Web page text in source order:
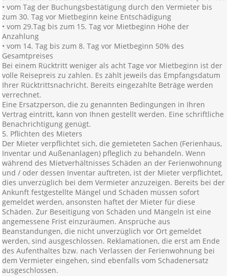
• vom Tag der Buchungsbestätigung durch den Vermieter bis
zum 30. Tag vor Mietbeginn keine Entschädigung
• vom 29.Tag bis zum 15. Tag vor Mietbeginn Höhe der
Anzahlung
• vom 14. Tag bis zum 8. Tag vor Mietbeginn 50% des
Gesamtpreises
Bei einem Rücktritt weniger als acht Tage vor Mietbeginn ist der
volle Reisepreis zu zahlen. Es zählt jeweils das Empfangsdatum
Ihrer Rücktrittsnachricht. Bereits eingezahlte Beträge werden
verrechnet.
Eine Ersatzperson, die zu genannten Bedingungen in Ihren
Vertrag eintritt, kann von Ihnen gestellt werden. Eine schriftliche
Benachrichtigung genügt.
5. Pflichten des Mieters
Der Mieter verpflichtet sich, die gemieteten Sachen (Ferienhaus,
Inventar und Außenanlagen) pfleglich zu behandeln. Wenn
während des Mietverhältnisses Schäden an der Ferienwohnung
und / oder dessen Inventar auftreten, ist der Mieter verpflichtet,
dies unverzüglich bei dem Vermieter anzuzeigen. Bereits bei der
Ankunft festgestellte Mängel und Schäden müssen sofort
gemeldet werden, ansonsten haftet der Mieter für diese
Schäden. Zur Beseitigung von Schäden und Mängeln ist eine
angemessene Frist einzuräumen. Ansprüche aus
Beanstandungen, die nicht unverzüglich vor Ort gemeldet
werden, sind ausgeschlossen. Reklamationen, die erst am Ende
des Aufenthaltes bzw. nach Verlassen der Ferienwohnung bei
dem Vermieter eingehen, sind ebenfalls vom Schadenersatz
ausgeschlossen.